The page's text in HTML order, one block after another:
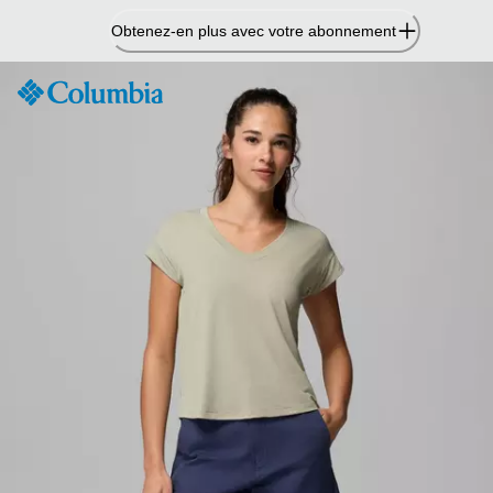
contenu
Obtenez-en plus avec votre abonnement